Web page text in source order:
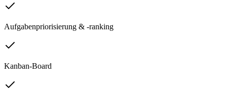
Aufgabenpriorisierung & -ranking
Kanban-Board